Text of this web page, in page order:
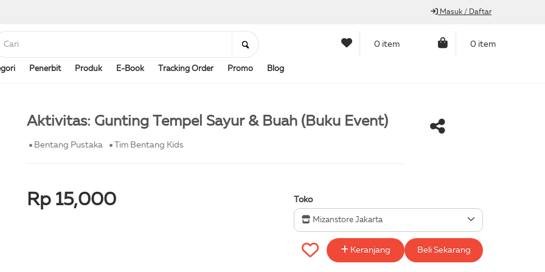
Masuk / Daftar
0 item 0 item
Penerbit Produk E-Book Tracking Order Promo Blog
Aktivitas: Gunting Tempel Sayur & Buah (Buku Event)
Bentang Pustaka Tim Bentang Kids
Rp 15,000 Toko
Mizanstore Jakarta
Keranjang Beli Sekarang